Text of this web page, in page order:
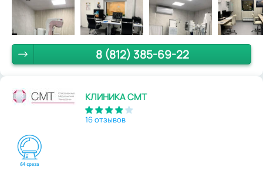
8 (812) 385-69-22
КЛИНИКА СМТ
16 отзывов